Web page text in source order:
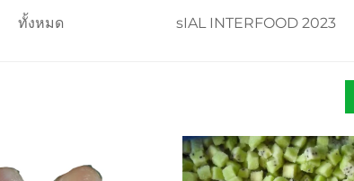
ทั้งหมด sIAL INTERFOOD 2023